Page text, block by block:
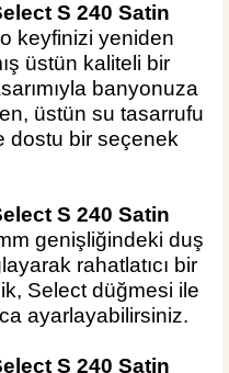
S 240 Satin
keyfinizi yeniden
üstün kaliteli bir
banyonuza
üstün su tasarrufu
dostu bir seçenek
S 240 Satin
genişliğindeki duş
rahatlatıcı bir
Select düğmesi ile
ayarlayabilirsiniz.
S 240 Satin